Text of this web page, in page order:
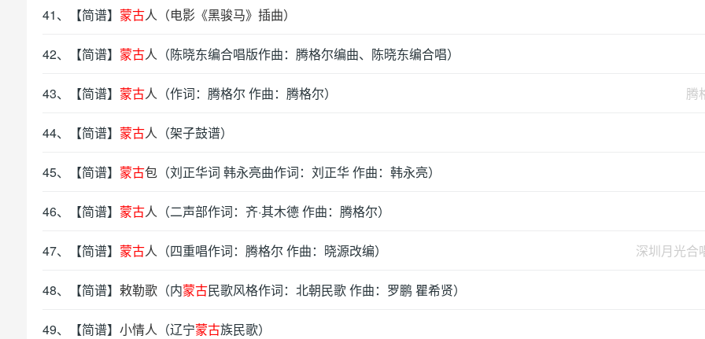
41、【简谱】 蒙古人（电影《黑骏马》插曲）
42、【简谱】 蒙古人 （陈晓东编合唱版作曲：腾格尔编曲、陈晓东编合唱）
腾
43、【简谱】 蒙古人 （作词：腾格尔 作曲：腾格尔）
44、【简谱】 蒙古人 （架子鼓谱）
45、【简谱】 蒙古包 （刘正华词 韩永亮曲作词：刘正华 作曲：韩永亮）
46、【简谱】 蒙古人 （二声部作词：齐·其木德 作曲：腾格尔）
深圳月光合
47、【简谱】 蒙古人 （四重唱作词：腾格尔 作曲：晓源改编）
48、【简谱】 敕勒歌 （内蒙古民歌风格作词：北朝民歌 作曲：罗鹏 瞿希贤）
49、【简谱】 小情人 （辽宁蒙古族民歌）